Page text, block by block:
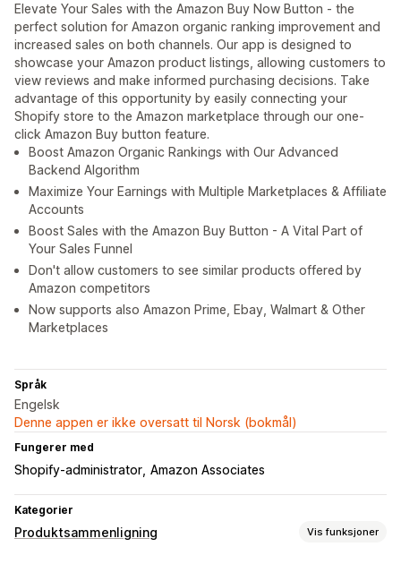
Elevate Your Sales with the Amazon Buy Now Button - the
perfect solution for Amazon organic ranking improvement and
increased sales on both channels. Our app is designed to
showcase your Amazon product listings, allowing customers to
view reviews and make informed purchasing decisions. Take
advantage of this opportunity by easily connecting your
Shopify store to the Amazon marketplace through our one-
click Amazon Buy button feature.
Boost Amazon Organic Rankings with Our Advanced
Backend Algorithm
Maximize Your Earnings with Multiple Marketplaces & Affiliate
Accounts
Boost Sales with the Amazon Buy Button - A Vital Part of
Your Sales Funnel
Don't allow customers to see similar products offered by
Amazon competitors
Now supports also Amazon Prime, Ebay, Walmart & Other
Marketplaces
Språk
Engelsk
Denne appen er ikke oversatt til Norsk (bokmål)
Fungerer med
Shopify-administrator Amazon Associates
Kategorier
Produktsammenligning Vis funksjoner